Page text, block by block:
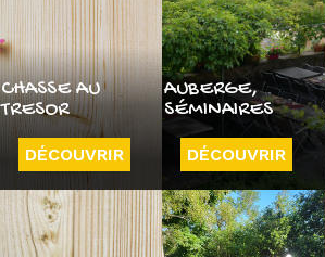
CHASSE AU
TRESOR
DÉCOUVRIR
AUBERGE,
SÉMINAIRES
DÉCOUVRIR